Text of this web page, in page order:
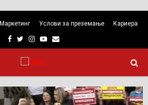
Маркетинг Услови за преземање Кариера
Facebook
TwitterInstagram
Youtube
Email